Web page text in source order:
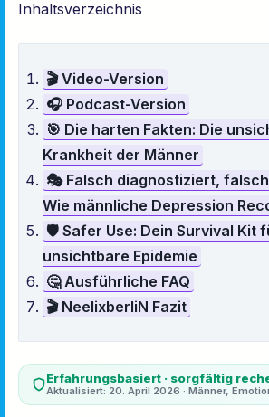
Inhaltsverzeichnis
🎬 Video-Version
🎧 Podcast-Version
🎯 Die harten Fakten: Die
Krankheit der Männer
🎭 Falsch diagnostiziert,
Wie männliche Depression
🛡️ Safer Use: Dein Survival Kit
unsichtbare Epidemie
🤔 Ausführliche FAQ
🎬 NeelixberliN Fazit
Erfahrungsbasiert · sorgfältig
Aktualisiert: 20. April 2026 · Männer,